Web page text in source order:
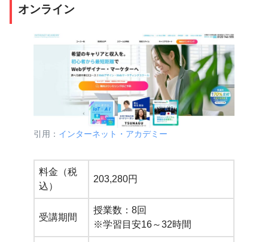
オンライン
引用： インターネット・アカデミー
料金（税
込）
203,280円
受講期間
授業数：8回
※学習目安16～32時間